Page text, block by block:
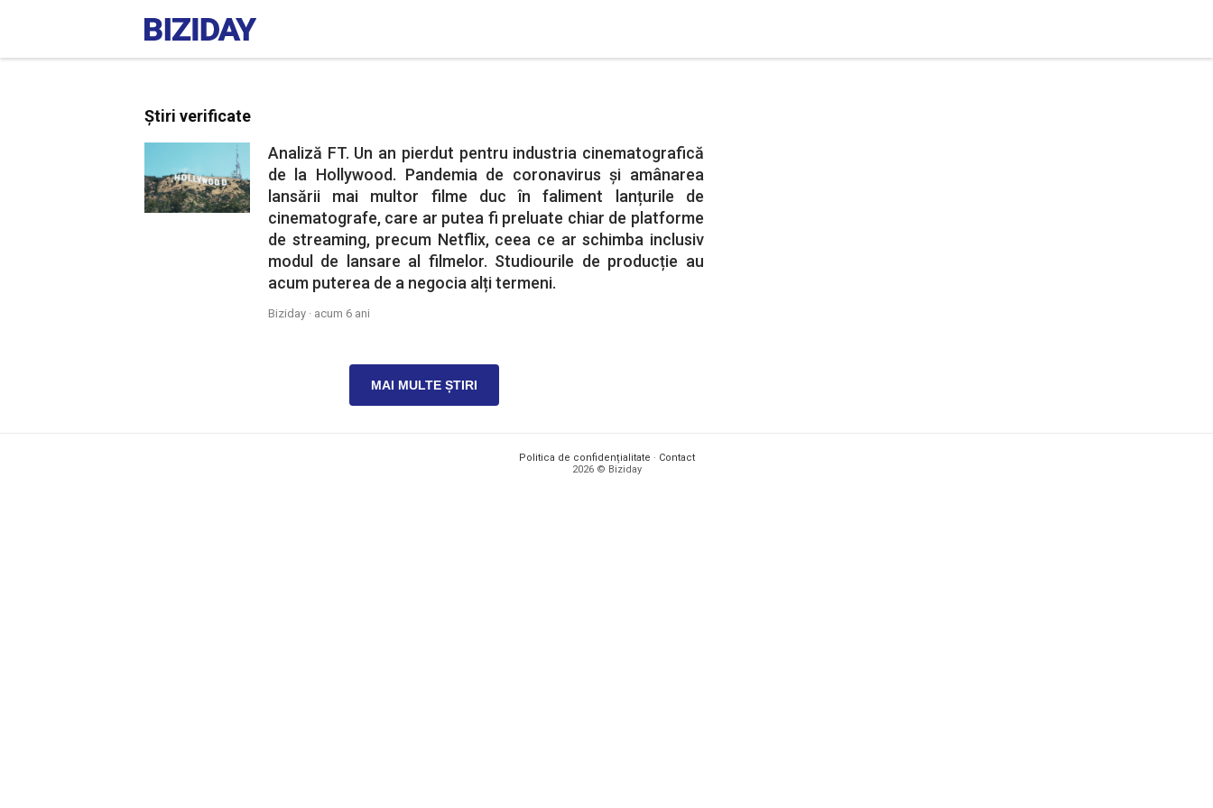
Știri verificate
Analiză FT. Un an pierdut pentru industria cinematografică
de la Hollywood. Pandemia de coronavirus și amânarea
lansării mai multor filme duc în faliment lanțurile de
cinematografe, care ar putea fi preluate chiar de platforme
de streaming, precum Netflix, ceea ce ar schimba inclusiv
modul de lansare al filmelor. Studiourile de producție au
acum puterea de a negocia alți termeni.
Biziday · acum 6 ani
MAI MULTE ȘTIRI
Politica de confidențialitate · Contact
2026 © Biziday